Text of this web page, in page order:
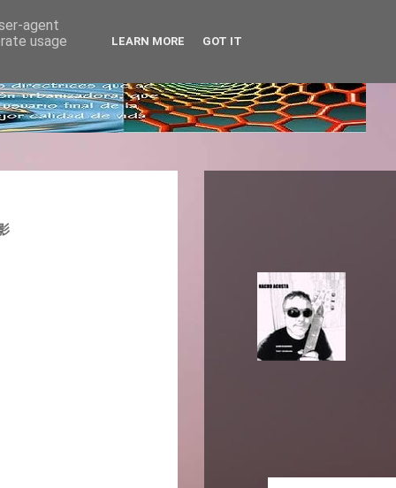
agent
usage
LEARN MORE GOT IT